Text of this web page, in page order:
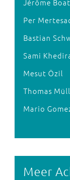
Jérôme
Per
Bastian
Sami
Mesut Özil
Thomas
Mario
Meer